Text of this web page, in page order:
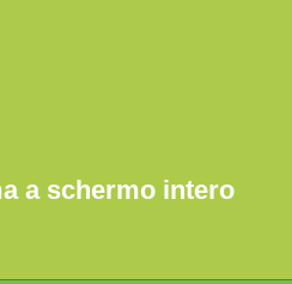
a schermo intero